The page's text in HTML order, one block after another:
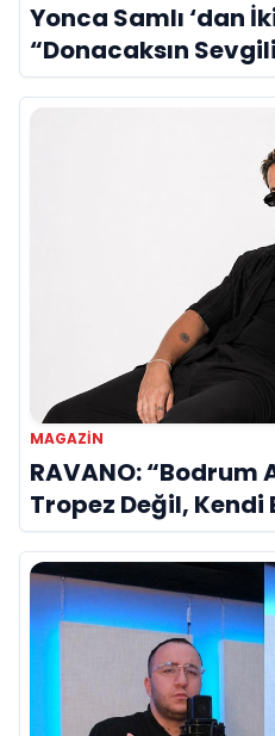
Yonca Samlı ‘dan
“Donacaksın
MAGAZIN
RAVANO: “Bodrum
Tropez Değil, Kendi
Referans”